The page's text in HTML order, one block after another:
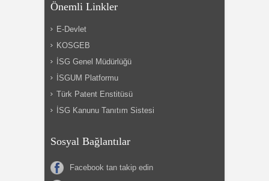
Önemli Linkler
E-Devlet
KOSGEB
İSG Genel Müdürlüğü
İSGUM Platformu
Türk Patent Enstitüsü
İSG Kanunu Tanıtım Sistesi
Sosyal Bağlantılar
Facebook tan takip edin